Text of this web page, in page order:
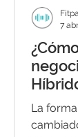
La
7